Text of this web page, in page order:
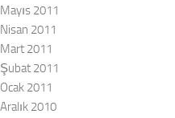
Mayıs 2011
Nisan 2011
Mart 2011
Şubat 2011
Ocak 2011
Aralık 2010